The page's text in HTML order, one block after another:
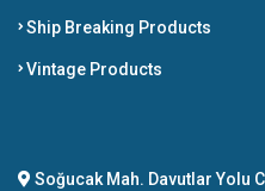
Ship Breaking Products
Vintage Products
Soğucak Mah. Davutlar Yolu